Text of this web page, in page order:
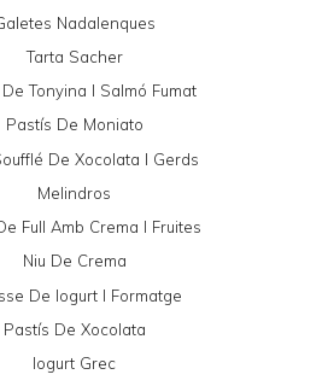
Nadalenques
Tarta Sacher
Tonyina I Salmó Fumat
Pastís De Moniato
De Xocolata I Gerds
Melindros
Full Amb Crema I Fruites
Niu De Crema
De Iogurt I Formatge
Pastís De Xocolata
Iogurt Grec